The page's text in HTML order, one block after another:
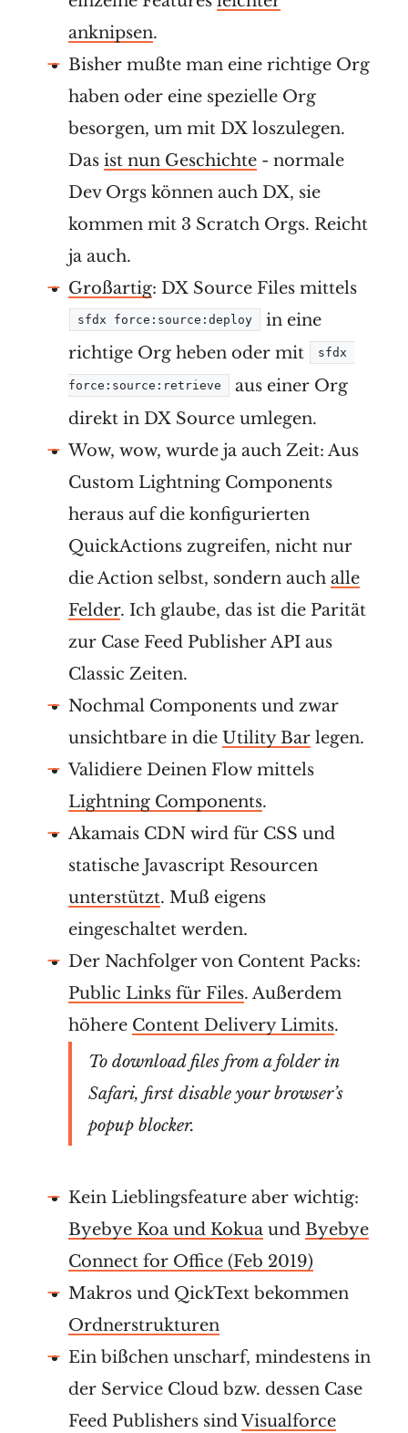
anknipsen.
Bisher mußte man eine richtige Org
haben oder eine spezielle Org
besorgen, um mit DX loszulegen.
Das ist nun Geschichte - normale
Dev Orgs können auch DX, sie
kommen mit 3 Scratch Orgs. Reicht
ja auch.
Großartig: DX Source Files mittels
sfdx force:source:deploy
in eine
richtige Org heben oder mit
sfdx
force:source:retrieve
aus einer Org
direkt in DX Source umlegen.
Wow, wow, wurde ja auch Zeit: Aus
Custom Lightning Components
heraus auf die konfigurierten
QuickActions zugreifen, nicht nur
die Action selbst, sondern auch alle
Felder. Ich glaube, das ist die Parität
zur Case Feed Publisher API aus
Classic Zeiten.
Nochmal Components und zwar
unsichtbare in die Utility Bar legen.
Validiere Deinen Flow mittels
Lightning Components.
Akamais CDN wird für CSS und
statische Javascript Resourcen
unterstützt. Muß eigens
eingeschaltet werden.
Der Nachfolger von Content Packs:
Public Links für Files. Außerdem
höhere Content Delivery Limits.
To download files from a folder in
Safari, first disable your browser’s
popup blocker.
Kein Lieblingsfeature aber wichtig:
Byebye Koa und Kokua und Byebye
Connect for Office (Feb 2019)
Makros und QickText bekommen
Ordnerstrukturen
Ein bißchen unscharf, mindestens in
der Service Cloud bzw. dessen Case
Feed Publishers sindVisualforce